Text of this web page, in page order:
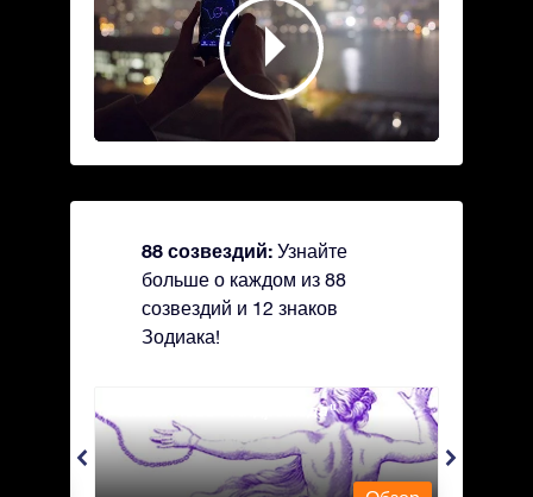
88 созвездий: Узнайте
больше о каждом из 88
созвездий и 12 знаков
Зодиака!
Andromeda - Андромеда